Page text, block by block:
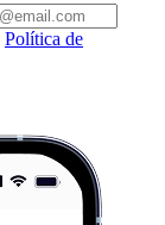
Política de